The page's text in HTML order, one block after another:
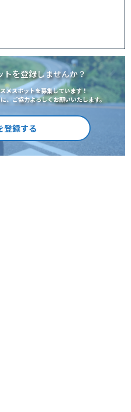
トを登録しませんか？
メスポットを募集しています！
、ご協力よろしくお願いいたします。
登録する